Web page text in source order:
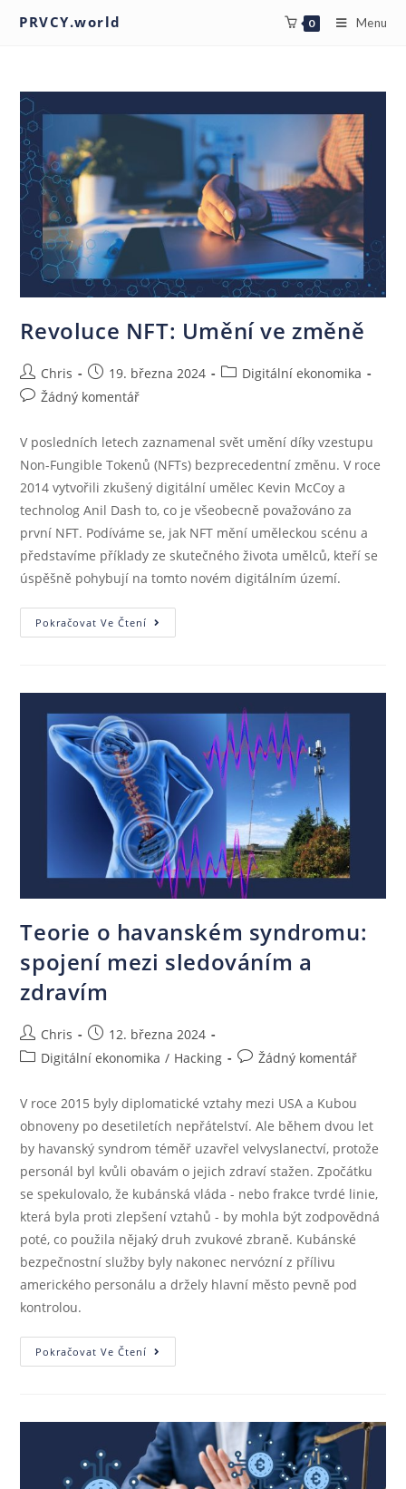
PRVCY.world 0 Menu
Revoluce NFT: Umění ve změně
Chris 19. března 2024
Digitální ekonomika
Žádný komentář
V posledních letech zaznamenal svět umění díky vzestupu
Non-Fungible Tokenů (NFTs) bezprecedentní změnu. V roce
2014 vytvořili zkušený digitální umělec Kevin McCoy a
technolog Anil Dash to, co je všeobecně považováno za
první NFT. Podíváme se, jak NFT mění uměleckou scénu a
představíme příklady ze skutečného života umělců, kteří se
úspěšně pohybují na tomto novém digitálním území.
Pokračovat Ve Čtení
Teorie o havanském syndromu:
spojení mezi sledováním a
zdravím
Chris
12. března 2024
Digitální ekonomika / Hacking Žádný komentář
V roce 2015 byly diplomatické vztahy mezi USA a Kubou
obnoveny po desetiletích nepřátelství. Ale během dvou let
by havanský syndrom téměř uzavřel velvyslanectví, protože
personál byl kvůli obavám o jejich zdraví stažen. Zpočátku
se spekulovalo, že kubánská vláda - nebo frakce tvrdé linie,
která byla proti zlepšení vztahů - by mohla být zodpovědná
poté, co použila nějaký druh zvukové zbraně. Kubánské
bezpečnostní služby byly nakonec nervózní z přílivu
amerického personálu a držely hlavní město pevně pod
kontrolou.
Pokračovat Ve Čtení